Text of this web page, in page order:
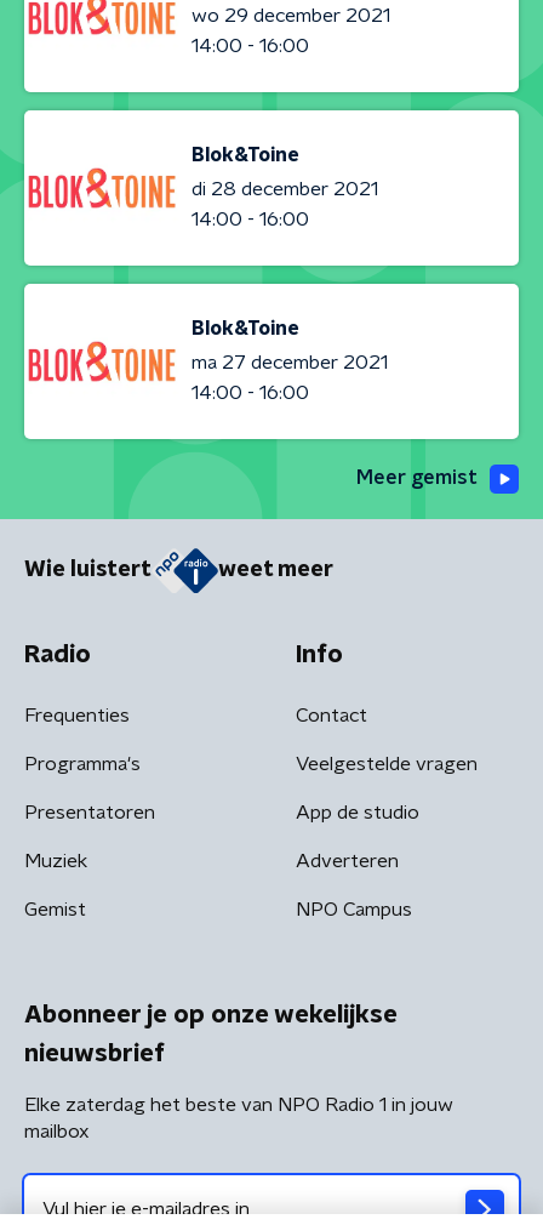
wo 29 december 2021
14:00 - 16:00
Blok&Toine
di 28 december 2021
14:00 - 16:00
Blok&Toine
ma 27 december 2021
14:00 - 16:00
Meer gemist
Wie luistert weet meer
Radio
Frequenties
Programma's
Presentatoren
Muziek
Gemist
Info
Contact
Veelgestelde vragen
App de studio
Adverteren
NPO Campus
Abonneer je op onze wekelijkse
nieuwsbrief
Elke zaterdag het beste van NPO Radio 1 in jouw
mailbox